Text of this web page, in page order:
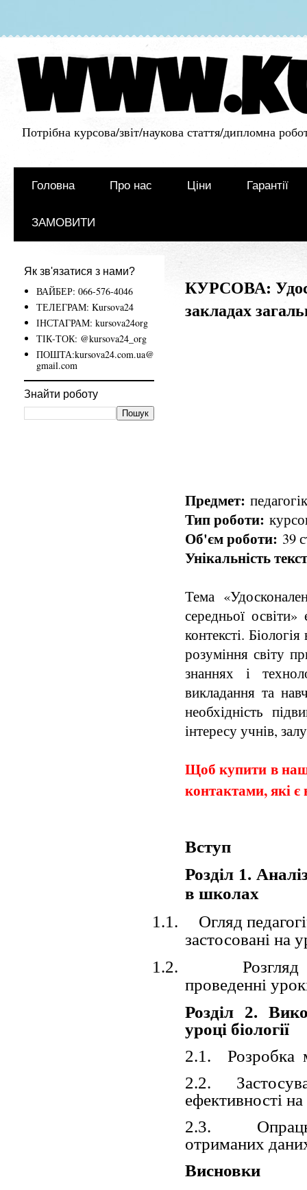
Потрібна курсова/звіт/наукова стаття/дипломна
Головна Про нас Ціни Гарантії
ЗАМОВИТИ
КУРСОВА:
закладах
Предмет:
Тип роботи:
Об'єм роботи: 39
Унікальність
Тема
середньої
контексті.
розуміння світу
знаннях і
викладання та
необхідність
інтересу учнів,
Щоб купити в
контактами, які є
Вступ
Розділ 1.
в школах
1.1.
Огляд
застосовані на
1.2.
проведенні
Розділ 2.
уроці біології
2.1. Розробка
2.2.
ефективності
2.3.
отриманих
Висновки
Як зв'язатися з нами?
ВАЙБЕР: 066-576-4046
ТЕЛЕГРАМ: Kursova24
ІНСТАГРАМ: kursova24org
ТІК-ТОК: @kursova24_org
ПОШТА:kursova24.com.ua@
gmail.com
Знайти роботу